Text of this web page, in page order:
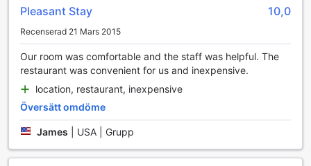
underlättar transporten till de mest populära sevärdheterna
i staden, vilket ger dig möjlighet att utforska Katmandus
rika kultur och historia utan att behöva oroa dig för
logistiken.
För dem som föredrar att köra själva, erbjuder Hotel Clarion
Jawalakhel gratis parkering, vilket är en stor fördel i en
stad där parkering kan vara en utmaning. Om du vill ha
friheten att upptäcka området på egen hand, kan du också
hyra bil direkt från hotellet. För en mer traditionell
upplevelse finns det även taxi-tjänster tillgängliga, vilket
hotellet en biljettservice för att hjälpa gästerna att boka
Pleasant Stay 10,0
Recenserad 21 Mars 2015
Our room was comfortable and the staff was helpful. The
restaurant was convenient for us and inexpensive.
location, restaurant, inexpensive
Översätt omdöme
James USA | Grupp